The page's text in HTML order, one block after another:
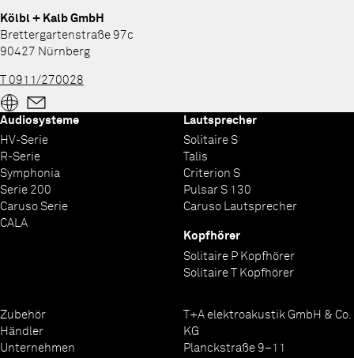
Kölbl + Kalb GmbH
Brettergartenstraße 97c
90427 Nürnberg
T 0911/270028
Audiosysteme
HV-Serie
R-Serie
Symphonia
Serie 200
Caruso Serie
CALA
Lautsprecher
Solitaire S
Talis
Criterion S
Pulsar S 130
Caruso Lautsprecher
Kopfhörer
Solitaire P Kopfhörer
Solitaire T Kopfhörer
Zubehör
Händler
Unternehmen
T+A elektroakustik GmbH & Co.
KG
Planckstraße 9–11